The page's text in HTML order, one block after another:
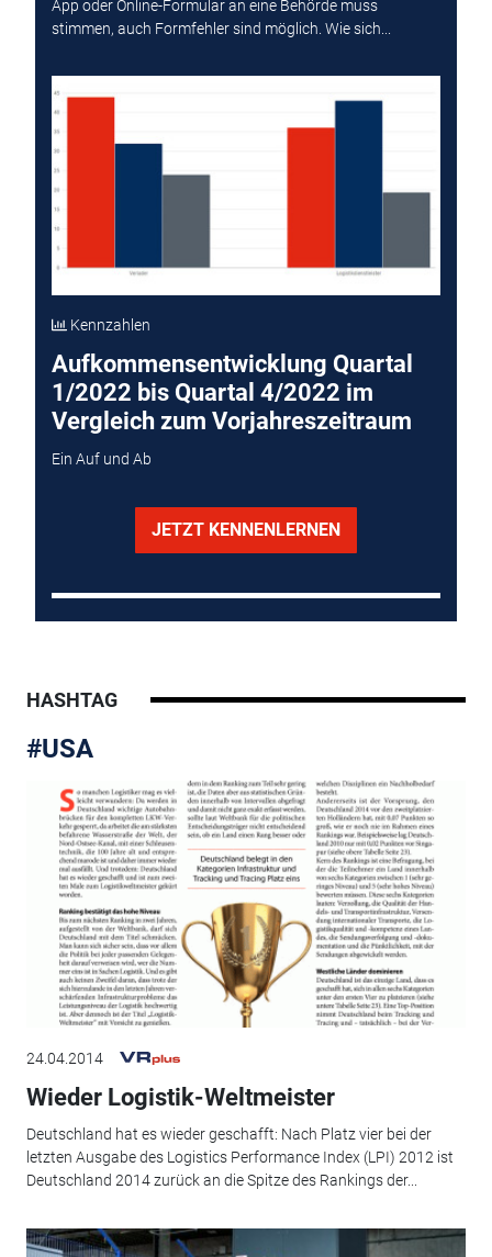
App oder Online-Formular an eine Behörde muss
stimmen, auch Formfehler sind möglich. Wie sich...
Kennzahlen
Aufkommensentwicklung Quartal
1/2022 bis Quartal 4/2022 im
Vergleich zum Vorjahreszeitraum
Ein Auf und Ab
JETZT KENNENLERNEN
HASHTAG
#USA
24.04.2014
Wieder Logistik-Weltmeister
Deutschland hat es wieder geschafft: Nach Platz vier bei der
letzten Ausgabe des Logistics Performance Index (LPI) 2012 ist
Deutschland 2014 zurück an die Spitze des Rankings der...